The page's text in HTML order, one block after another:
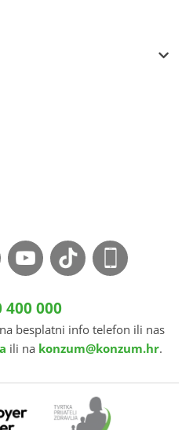
400 000
besplatni info telefon ili nas
ili na konzum@konzum.hr.